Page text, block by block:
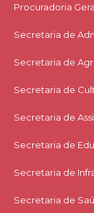
Procuradoria
Secretaria de
Secretaria de
Secretaria de
Secretaria de
Secretaria de
Secretaria de
Secretaria de